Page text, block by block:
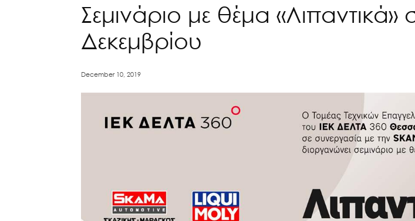
Σεμινάριο με θέμα «Λιπαντικά»
Δεκεμβρίου
December 10, 2019